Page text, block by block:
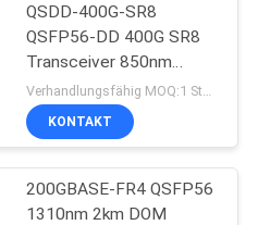
QSDD-400G-SR8
QSFP56-DD 400G SR8
Transceiver 850nm
150M MPT/MPO-16
DOM
Verhandlungsfähig MOQ:1 Stück
KONTAKT
200GBASE-FR4 QSFP56
1310nm 2km DOM